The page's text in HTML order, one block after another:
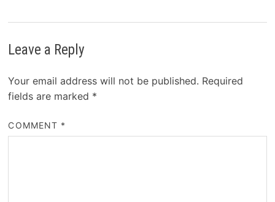
Leave a Reply
Your email address will not be published. Required
fields are marked *
COMMENT *